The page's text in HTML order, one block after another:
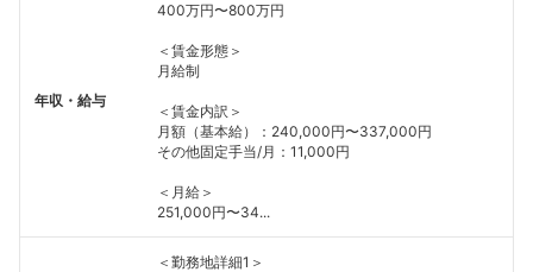
年収・給与
400万円〜800万円
＜賃金形態＞
月給制
＜賃金内訳＞
月額（基本給）：240,000円〜337,000円
その他固定手当/月：11,000円
＜月給＞
251,000円〜34...
＜勤務地詳細1＞